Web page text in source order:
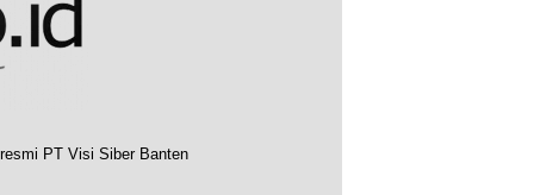
PT Visi Siber Banten